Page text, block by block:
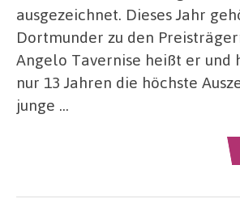
ausgezeichnet. Dieses Jahr
Dortmunder zu den
Angelo Tavernise heißt er und
nur 13 Jahren die höchste
junge …